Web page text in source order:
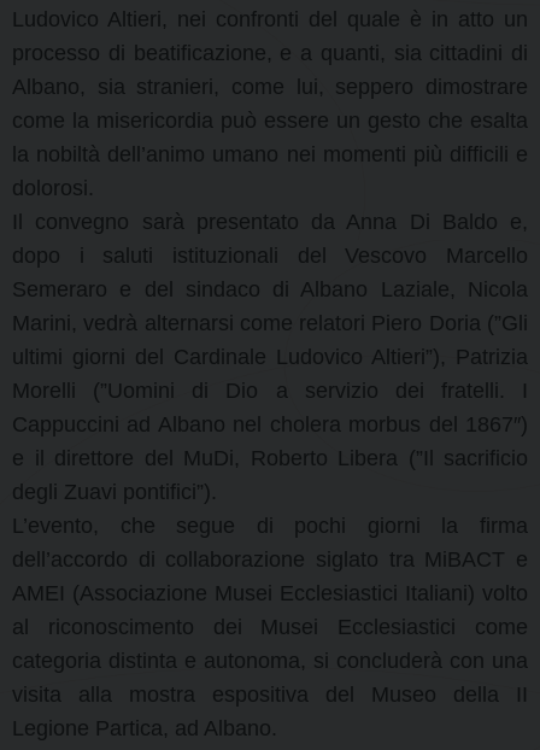
Ludovico Altieri, nei confronti del quale è in atto un
processo di beatificazione, e a quanti, sia cittadini di
Albano, sia stranieri, come lui, seppero dimostrare
come la misericordia può essere un gesto che esalta
la nobiltà dell’animo umano nei momenti più difficili e
dolorosi.
Il convegno sarà presentato da Anna Di Baldo e,
dopo i saluti istituzionali del Vescovo Marcello
Semeraro e del sindaco di Albano Laziale, Nicola
Marini, vedrà alternarsi come relatori Piero Doria (”Gli
ultimi giorni del Cardinale Ludovico Altieri”), Patrizia
Morelli (”Uomini di Dio a servizio dei fratelli. I
Cappuccini ad Albano nel cholera morbus del 1867″)
e il direttore del MuDi, Roberto Libera (”Il sacrificio
degli Zuavi pontifici”).
L’evento, che segue di pochi giorni la firma
dell’accordo di collaborazione siglato tra MiBACT e
AMEI (Associazione Musei Ecclesiastici Italiani) volto
al riconoscimento dei Musei Ecclesiastici come
categoria distinta e autonoma, si concluderà con una
visita alla mostra espositiva del Museo della II
Legione Partica, ad Albano.